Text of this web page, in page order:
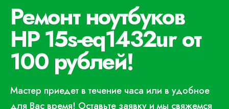
Ремонт ноутбуков
HP 15s-eq1432ur от
100 рублей!
Мастер приедет в течение часа или в удобное
для Вас время! Оставьте заявку и мы свяжемся